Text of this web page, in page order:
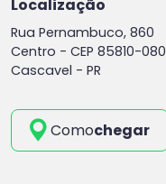
Localização
Rua Pernambuco, 860
Centro - CEP 85810-080
Cascavel - PR
Comochegar